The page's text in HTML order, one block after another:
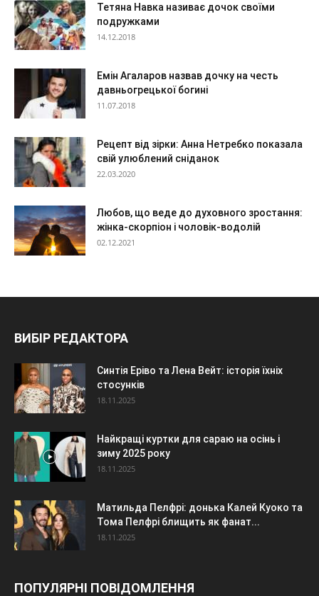
Тетяна Навка називає дочок своїми
подружками
14.12.2018
Емін Агаларов назвав дочку на честь
давньогрецької богині
11.07.2018
Рецепт від зірки: Анна Нетребко показала
свій улюблений сніданок
22.03.2020
Любов, що веде до духовного зростання:
жінка-скорпіон і чоловік-водолій
02.12.2021
ВИБІР РЕДАКТОРА
Синтія Еріво та Лена Вейт: історія їхніх
стосунків
18.11.2025
Найкращі куртки для сараю на осінь і
зиму 2025 року
18.11.2025
Матильда Пелфрі: донька Калей Куоко та
Тома Пелфрі блищить як фанат...
18.11.2025
ПОПУЛЯРНІ ПОВІДОМЛЕННЯ